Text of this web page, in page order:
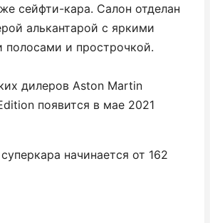
сейфти-кара. Салон отделан
алькантарой с яркими
полосами и прострочкой.
дилеров Aston Martin
появится в мае 2021
начинается от 162